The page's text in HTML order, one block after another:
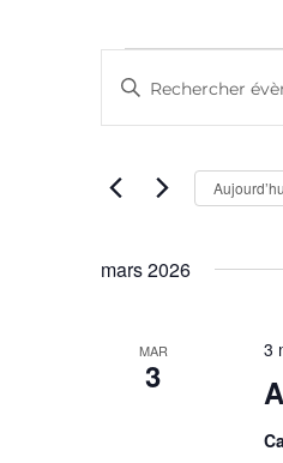
Recherche
et
navigation
vues
Saisir
Rechercher
Évènements
mot-
mars 2026
MAR
3
3